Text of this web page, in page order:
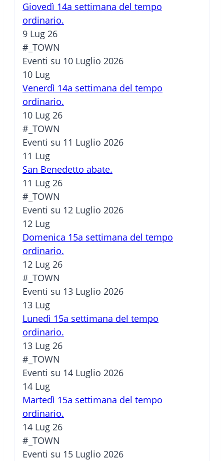
Giovedì 14a settimana del tempo
ordinario.
9 Lug 26
#_TOWN
Eventi su 10 Luglio 2026
10 Lug
Venerdì 14a settimana del tempo
ordinario.
10 Lug 26
#_TOWN
Eventi su 11 Luglio 2026
11 Lug
San Benedetto abate.
11 Lug 26
#_TOWN
Eventi su 12 Luglio 2026
12 Lug
Domenica 15a settimana del tempo
ordinario.
12 Lug 26
#_TOWN
Eventi su 13 Luglio 2026
13 Lug
Lunedì 15a settimana del tempo
ordinario.
13 Lug 26
#_TOWN
Eventi su 14 Luglio 2026
14 Lug
Martedì 15a settimana del tempo
ordinario.
14 Lug 26
#_TOWN
Eventi su 15 Luglio 2026